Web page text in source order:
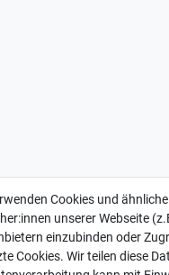
Cookies und
unserer Webseite
einzubinden oder
Cookies. Wir teilen diese